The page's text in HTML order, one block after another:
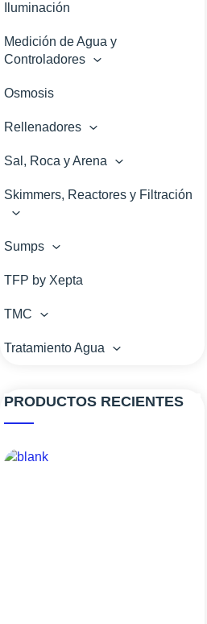
Iluminación
Medición de Agua y
Controladores
Osmosis
Rellenadores
Sal, Roca y Arena
Skimmers, Reactores y Filtración
Sumps
TFP by Xepta
TMC
Tratamiento Agua
PRODUCTOS RECIENTES